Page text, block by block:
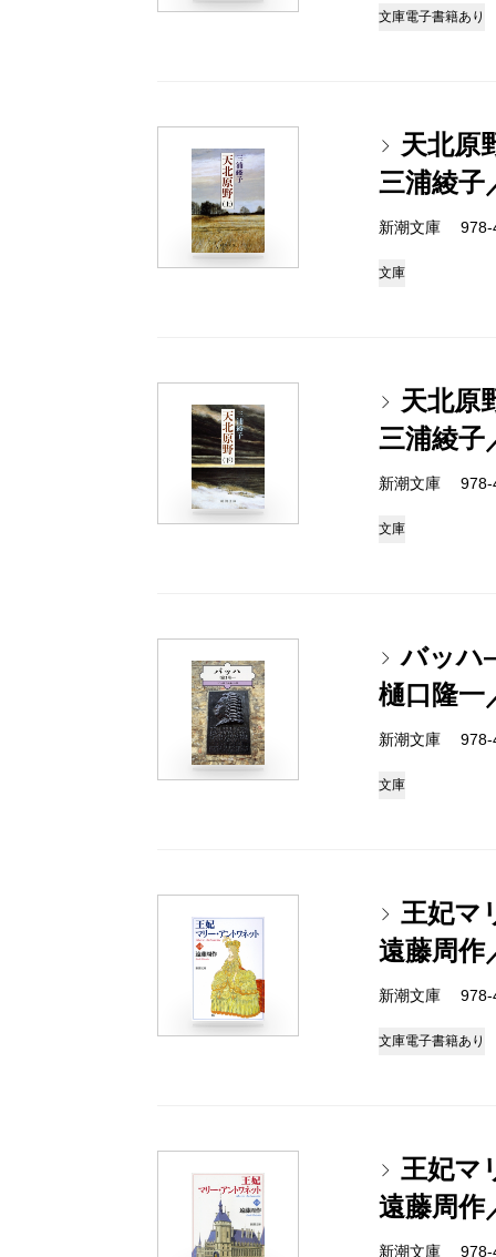
文庫電子書籍あり
天北原
三浦綾子
新潮文庫
文庫
天北原
三浦綾子
新潮文庫
文庫
バッハ
樋口隆一
新潮文庫
文庫
王妃マ
遠藤周作
新潮文庫
文庫電子書籍あり
王妃マ
遠藤周作
新潮文庫